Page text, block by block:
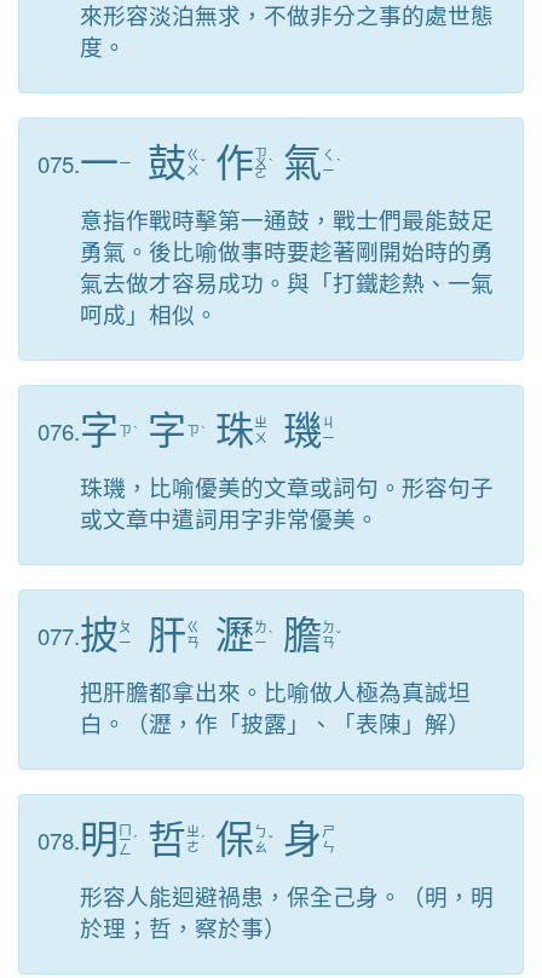
來形容淡泊無求，不做非分之事的處世態
度。
075.一ㄧ 鼓ㄍ
ㄨ ˇ 作ㄗ
ㄨ
ㄛ
ˋ 氣 ㄑ
ㄧˋ
意指作戰時擊第一通鼓，戰士們最能鼓足
勇氣。後比喻做事時要趁著剛開始時的勇
氣去做才容易成功。與「打鐵趁熱、一氣
呵成」相似。
076.字 ㄗˋ 字 ㄗˋ 珠ㄓ
ㄨ
璣ㄐ
ㄧ
珠璣，比喻優美的文章或詞句。形容句子
或文章中遣詞用字非常優美。
077.披 ㄆ
ㄧ
肝ㄍ
ㄢ
瀝ㄌ
ㄧˋ 膽 ㄉ
ㄢˇ
把肝膽都拿出來。比喻做人極為真誠坦
白。（瀝，作「披露」、「表陳」解）
078.明 ㄇ
ㄧ
ㄥ
ˊ 哲ㄓ
ㄜ ˊ 保 ㄅ
ㄠˇ 身 ㄕ
ㄣ
形容人能迴避禍患，保全己身。（明，明
於理；哲，察於事）